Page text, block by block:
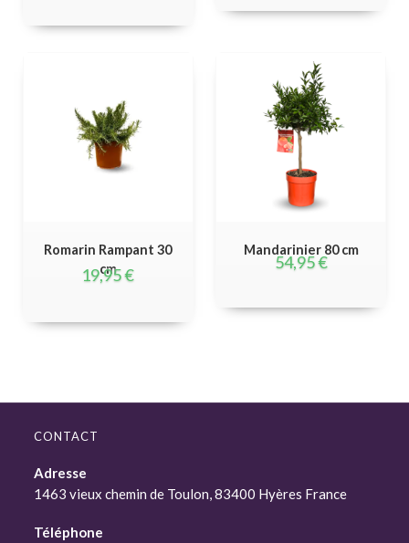
Romarin Rampant 30
cm
19,95€
Mandarinier 80 cm
54,95€
CONTACT
Adresse
1463 vieux chemin de Toulon, 83400 Hyères France
Téléphone